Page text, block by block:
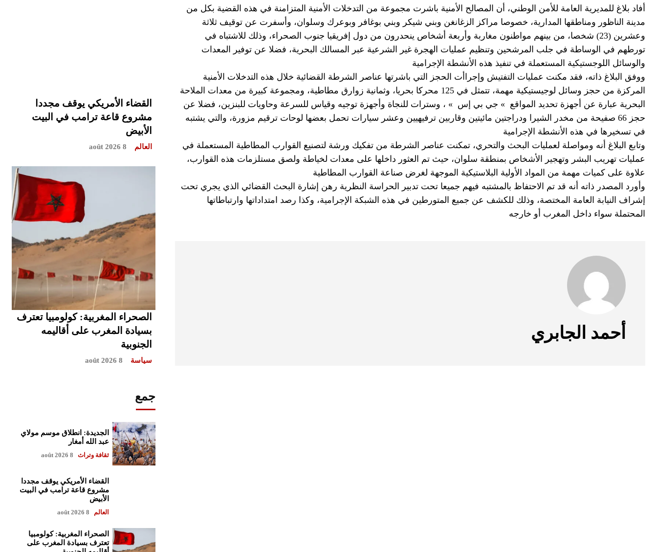
القضاء الأمريكي يوقف مجددا
مشروع قاعة ترامب في البيت
الأبيض
العالم 8 août 2026
الصحراء المغربية: كولومبيا تعترف
بسيادة المغرب على أقاليمه
الجنوبية
سياسة 8 août 2026
جمع
الجديدة: انطلاق موسم مولاي
عبد الله أمغار
ثقافة وتراث 8 août 2026
القضاء الأمريكي يوقف مجددا
مشروع قاعة ترامب في البيت
الأبيض
العالم 8 août 2026
الصحراء المغربية: كولومبيا
تعترف بسيادة المغرب على
أفاد بلاغ للمديرية العامة للأمن الوطني، أن المصالح الأمنية باشرت مجموعة من التدخلات الأمنية المتزامنة في هذه القضية بكل من
مدينة الناظور ومناطقها المدارية، خصوصا مراكز الزغانغن وبني شيكر وبني بوغافر وبوعرك وسلوان، وأسفرت عن توقيف ثلاثة
وعشرين (23) شخصا، من بينهم مواطنون مغاربة وأربعة أشخاص ينحدرون من دول إفريقيا جنوب الصحراء، وذلك للاشتباه في
تورطهم في الوساطة في جلب المرشحين وتنظيم عمليات الهجرة غير الشرعية عبر المسالك البحرية، فضلا عن توفير المعدات
والوسائل اللوجستيكية المستعملة في تنفيذ هذه الأنشطة الإجرامية
ووفق البلاغ ذاته، فقد مكنت عمليات التفتيش وإجراأت الحجز التي باشرتها عناصر الشرطة القضائية خلال هذه التدخلات الأمنية
المركزة من حجز وسائل لوجيستيكية مهمة، تتمثل في 125 محركا بحريا، وثمانية زوارق مطاطية، ومجموعة كبيرة من معدات الملاحة
البحرية عبارة عن أجهزة تحديد المواقع » جي بي إس » ، وسترات للنجاة وأجهزة توجيه وقياس للسرعة وحاويات للبنزين، فضلا عن
حجز 66 صفيحة من مخدر الشيرا ودراجتين مائيتين وقاربين ترفيهيين وعشر سيارات تحمل بعضها لوحات ترقيم مزورة، والتي يشتبه
في تسخيرها في هذه الأنشطة الإجرامية
وتابع البلاغ أنه ومواصلة لعمليات البحث والتحري، تمكنت عناصر الشرطة من تفكيك ورشة لتصنيع القوارب المطاطية المستعملة في
عمليات تهريب البشر وتهجير الأشخاص بمنطقة سلوان، حيث تم العثور داخلها على معدات لخياطة ولصق مستلزمات هذه القوارب،
علاوة على كميات مهمة من المواد الأولية البلاستيكية الموجهة لغرض صناعة القوارب المطاطية
وأورد المصدر ذاته أنه قد تم الاحتفاظ بالمشتبه فيهم جميعا تحت تدبير الحراسة النظرية رهن إشارة البحث القضائي الذي يجري تحت
إشراف النيابة العامة المختصة، وذلك للكشف عن جميع المتورطين في هذه الشبكة الإجرامية، وكذا رصد امتداداتها وارتباطاتها
المحتملة سواء داخل المغرب أو خارجه
أحمد الجابري